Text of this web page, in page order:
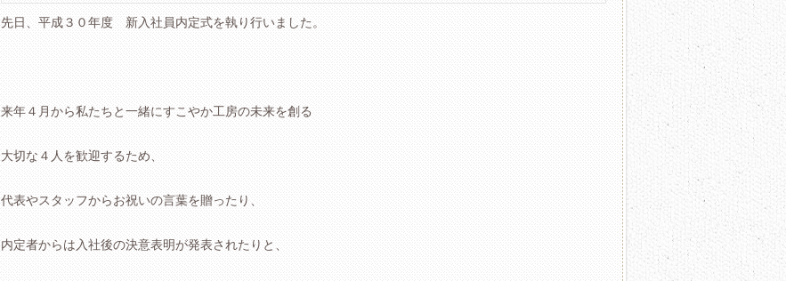
先日、平成３０年度 新入社員内定式を執り行いました。
来年４月から私たちと一緒にすこやか工房の未来を創る
大切な４人を歓迎するため、
代表やスタッフからお祝いの言葉を贈ったり、
内定者からは入社後の決意表明が発表されたりと、